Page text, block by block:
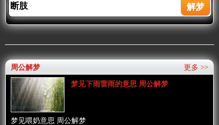
更多 >>
周公解梦
梦见下雨雷雨的意思 周公解梦
梦见喂奶意思 周公解梦